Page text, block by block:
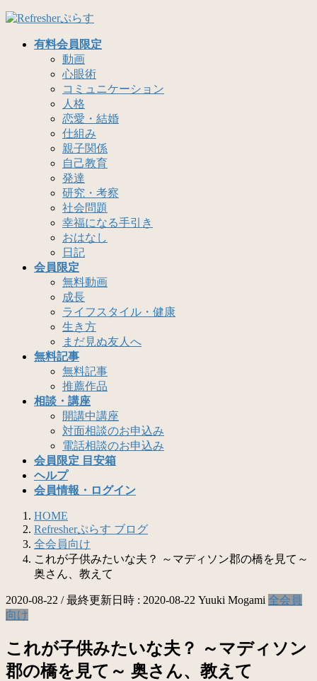
コ
ナ
有料会員限定
動画
心眼術
コミュニケーション
人格
恋愛・結婚
仕組み
親子関係
自己教育
発達
研究・考察
社会問題
幸福になる手引き
おはなし
日記
会員限定
無料動画
成長
ライフスタイル・健康
生き方
まだ見ぬ友人へ
無料記事
無料記事
推薦作品
相談・講座
開講中講座
対面相談のお申込み
電話相談のお申込み
会員限定 目安箱
ヘルプ
会員情報・ログイン
HOME
Refresherぷらす ブログ
全会員向け
これが子供みたいな夫？ ～マディソン郡の橋を見て～
奥さん、教えて
2020-08-22 / 最終更新日時 : 2020-08-22 Yuuki Mogami 全会員
向け
これが子供みたいな夫？ ～マディソン
郡の橋を見て～ 奥さん、教えて